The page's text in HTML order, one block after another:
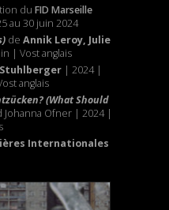
du FID Marseille
au 30 juin 2024
de Annik Leroy, Julie
| Vost anglais
| 2024 |
anglais
(What Should
Ofner | 2024 |
Internationales